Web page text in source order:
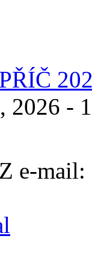
2026 -
e-mail: